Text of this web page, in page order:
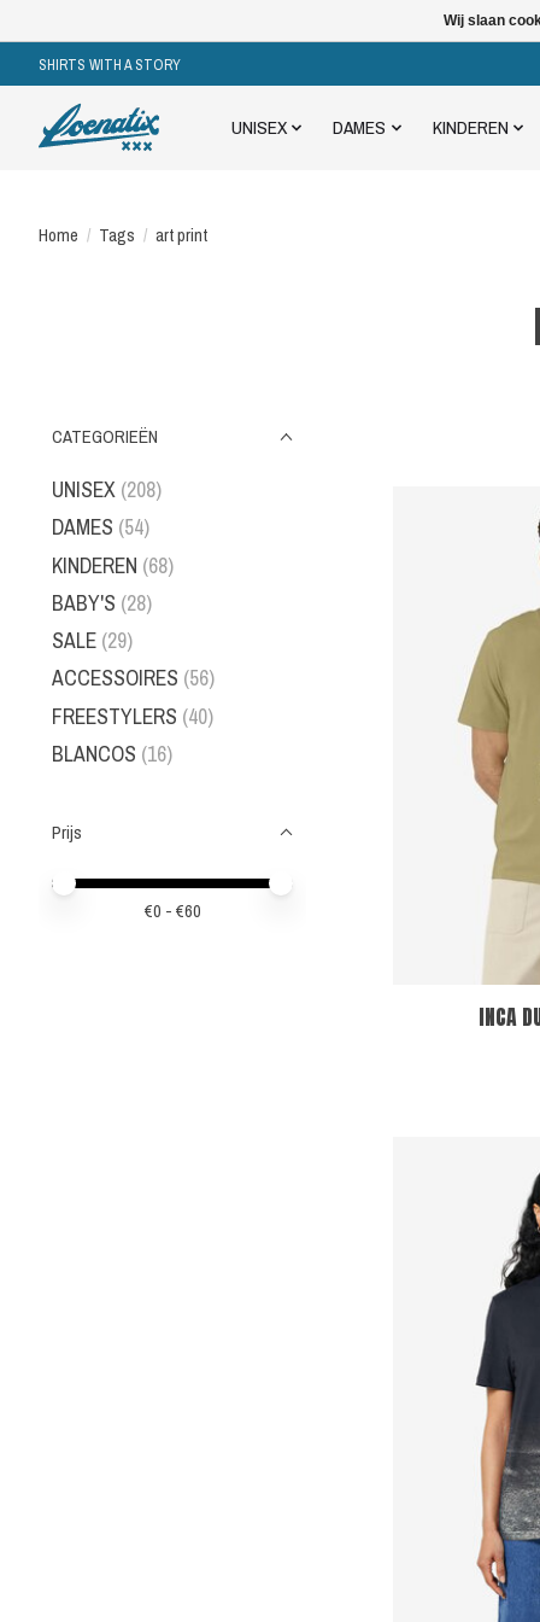
SHIRTS WITH A STORY
UNISEX DAMES KINDEREN
Home / Tags / art print
CATEGORIEËN
UNISEX (208)
DAMES (54)
KINDEREN (68)
BABY'S (28)
SALE (29)
ACCESSOIRES (56)
FREESTYLERS (40)
BLANCOS (16)
Prijs
Minimale prijswaarde
Price maximum value
€0 - €60
INCA
Wij slaan